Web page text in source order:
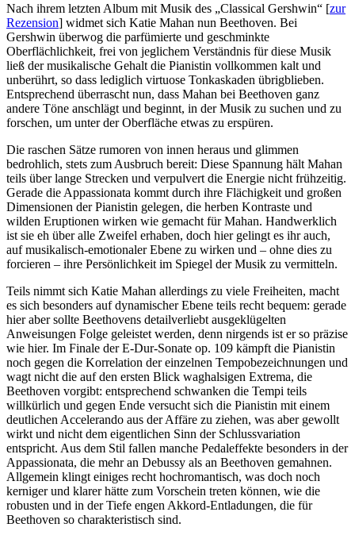
Nach ihrem letzten Album mit Musik des „Classical Gershwin“ [zur
Rezension] widmet sich Katie Mahan nun Beethoven. Bei
Gershwin überwog die parfümierte und geschminkte
Oberflächlichkeit, frei von jeglichem Verständnis für diese Musik
ließ der musikalische Gehalt die Pianistin vollkommen kalt und
unberührt, so dass lediglich virtuose Tonkaskaden übrigblieben.
Entsprechend überrascht nun, dass Mahan bei Beethoven ganz
andere Töne anschlägt und beginnt, in der Musik zu suchen und zu
forschen, um unter der Oberfläche etwas zu erspüren.
Die raschen Sätze rumoren von innen heraus und glimmen
bedrohlich, stets zum Ausbruch bereit: Diese Spannung hält Mahan
teils über lange Strecken und verpulvert die Energie nicht frühzeitig.
Gerade die Appassionata kommt durch ihre Flächigkeit und großen
Dimensionen der Pianistin gelegen, die herben Kontraste und
wilden Eruptionen wirken wie gemacht für Mahan. Handwerklich
ist sie eh über alle Zweifel erhaben, doch hier gelingt es ihr auch,
auf musikalisch-emotionaler Ebene zu wirken und – ohne dies zu
forcieren – ihre Persönlichkeit im Spiegel der Musik zu vermitteln.
Teils nimmt sich Katie Mahan allerdings zu viele Freiheiten, macht
es sich besonders auf dynamischer Ebene teils recht bequem: gerade
hier aber sollte Beethovens detailverliebt ausgeklügelten
Anweisungen Folge geleistet werden, denn nirgends ist er so präzise
wie hier. Im Finale der E-Dur-Sonate op. 109 kämpft die Pianistin
noch gegen die Korrelation der einzelnen Tempobezeichnungen und
wagt nicht die auf den ersten Blick waghalsigen Extrema, die
Beethoven vorgibt: entsprechend schwanken die Tempi teils
willkürlich und gegen Ende versucht sich die Pianistin mit einem
deutlichen Accelerando aus der Affäre zu ziehen, was aber gewollt
wirkt und nicht dem eigentlichen Sinn der Schlussvariation
entspricht. Aus dem Stil fallen manche Pedaleffekte besonders in der
Appassionata, die mehr an Debussy als an Beethoven gemahnen.
Allgemein klingt einiges recht hochromantisch, was doch noch
kerniger und klarer hätte zum Vorschein treten können, wie die
robusten und in der Tiefe engen Akkord-Entladungen, die für
Beethoven so charakteristisch sind.